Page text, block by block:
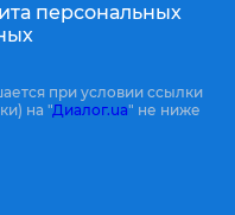
персональных
при условии ссылки
на "Диалог.ua" не ниже